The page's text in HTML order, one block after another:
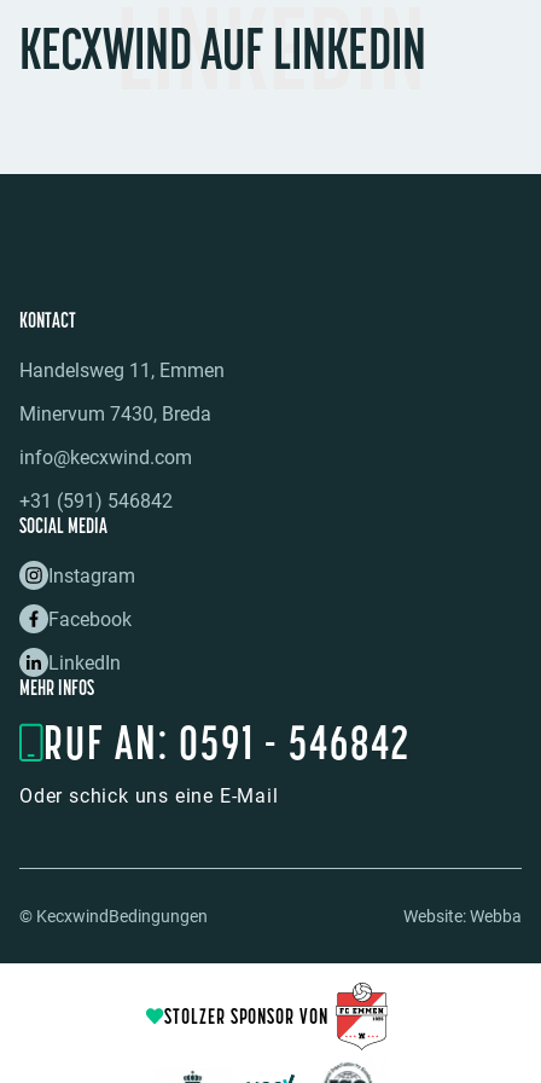
LINKEDIN
KECXWIND AUF LINKEDIN
KONTACT
Handelsweg 11, Emmen
Minervum 7430, Breda
info@kecxwind.com
+31 (591) 546842
SOCIAL MEDIA
Instagram
Facebook
LinkedIn
MEHR INFOS
RUF AN: 0591 - 546842
Oder schick uns eine E-Mail
© KecxwindBedingungen Website:Webba
STOLZER SPONSOR VON